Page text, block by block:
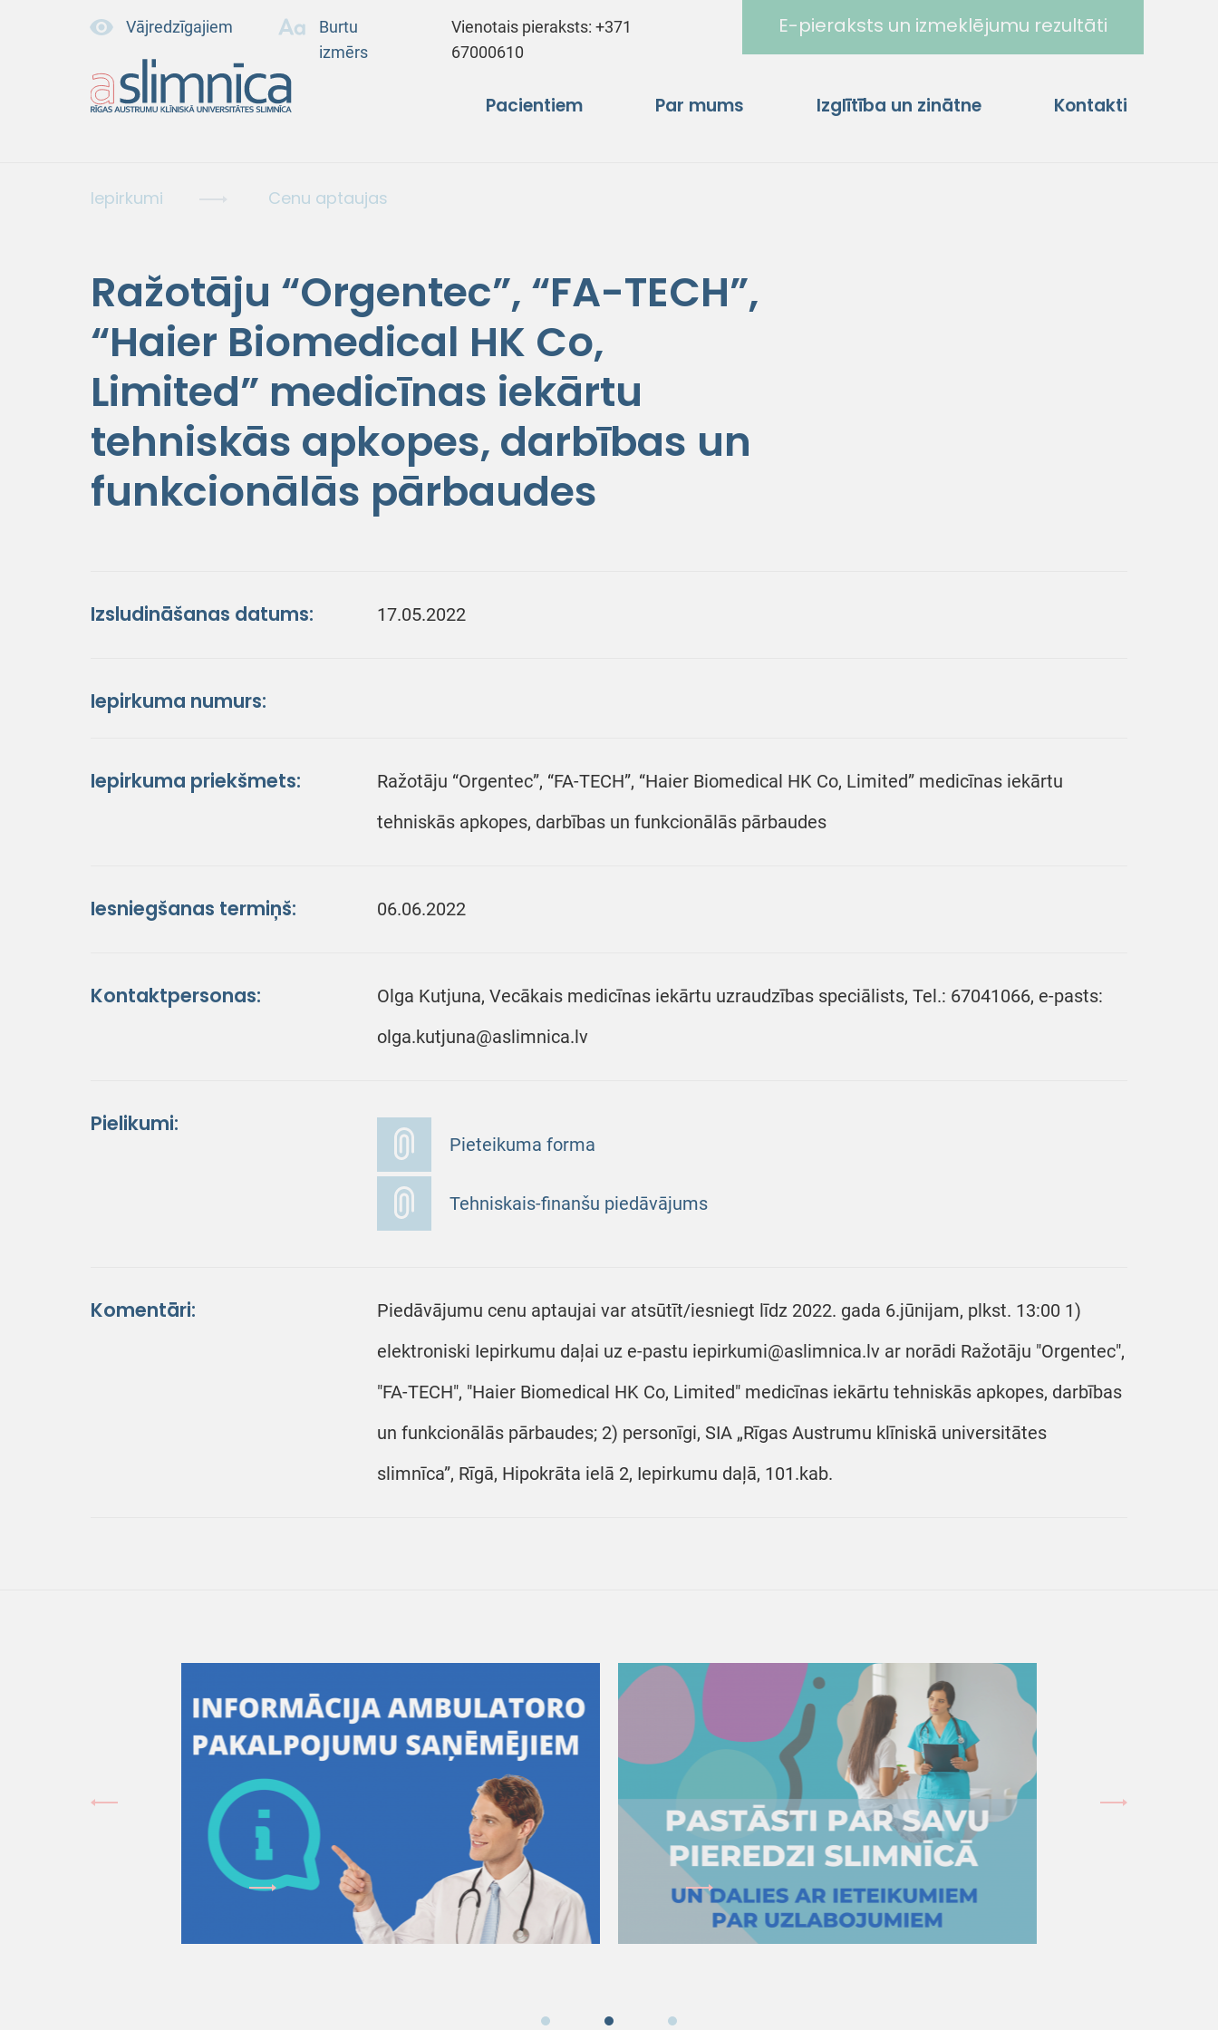
Vājredzīgajiem
Burtu
izmērs
Vienotais pieraksts:+371
67000610
E-pieraksts un izmeklējumu rezultāti
Pacientiem Par mums Izglītība un zinātne Kontakti
Iepirkumi Cenu aptaujas
Ražotāju “Orgentec”, “FA-TECH”,
“Haier Biomedical HK Co,
Limited” medicīnas iekārtu
tehniskās apkopes, darbības un
funkcionālās pārbaudes
Izsludināšanas datums: 17.05.2022
Iepirkuma numurs:
Iepirkuma priekšmets:
Ražotāju “Orgentec”, “FA-TECH”, “Haier Biomedical HK Co, Limited” medicīnas iekārtu
tehniskās apkopes, darbības un funkcionālās pārbaudes
Iesniegšanas termiņš: 06.06.2022
Kontaktpersonas:
Olga Kutjuna, Vecākais medicīnas iekārtu uzraudzības speciālists, Tel.: 67041066, e-pasts:
olga.kutjuna@aslimnica.lv
Pielikumi:
Pieteikuma forma
Tehniskais-finanšu piedāvājums
Komentāri:
Piedāvājumu cenu aptaujai var atsūtīt/iesniegt līdz 2022. gada 6.jūnijam, plkst. 13:00 1)
elektroniski Iepirkumu daļai uz e-pastu iepirkumi@aslimnica.lv ar norādi Ražotāju "Orgentec",
"FA-TECH", "Haier Biomedical HK Co, Limited" medicīnas iekārtu tehniskās apkopes, darbības
un funkcionālās pārbaudes; 2) personīgi, SIA „Rīgas Austrumu klīniskā universitātes
slimnīca”, Rīgā, Hipokrāta ielā 2, Iepirkumu daļā, 101.kab.